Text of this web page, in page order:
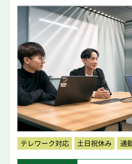
テレワーク対応 土日祝休み 通